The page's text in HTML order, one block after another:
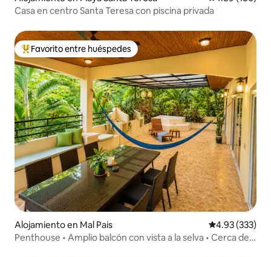
Casa en centro Santa Teresa con piscina privada
Favorito entre huéspedes preferido
Favorito entre huéspedes
Alojamiento en Mal Pais Calificación
4.93 (333)
Penthouse • Amplio balcón con vista a la selva • Cerca de